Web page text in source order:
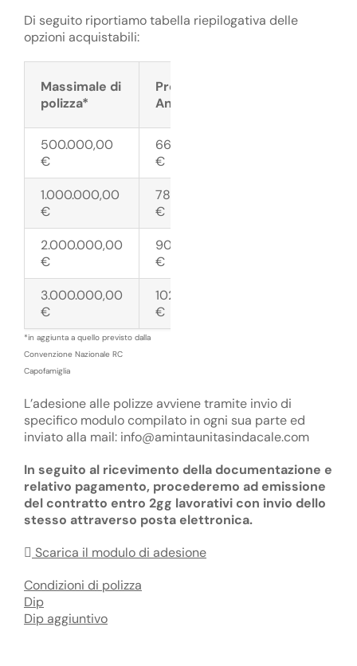
Di seguito riportiamo tabella riepilogativa delle
opzioni acquistabili:
Massimale di
polizza*
Premio
Annuo
500.000,00
€
66,00
€
1.000.000,00
€
78,00
€
2.000.000,00
€
90,00
€
3.000.000,00
€
102,00
€
*in aggiunta a quello previsto dalla
Convenzione Nazionale RC
Capofamiglia
L’adesione alle polizze avviene tramite invio di
specifico modulo compilato in ogni sua parte ed
inviato alla mail: info@amintaunitasindacale.com
In seguito al ricevimento della documentazione e
relativo pagamento, procederemo ad emissione
del contratto entro 2gg lavorativi con invio dello
stesso attraverso posta elettronica.
Scarica il modulo di adesione
Condizioni di polizza
Dip
Dip aggiuntivo